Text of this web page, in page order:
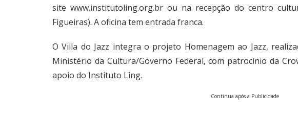
site www.institutoling.org.br ou na recepção do centro
Figueiras). A oficina tem entrada franca.
O Villa do Jazz integra o projeto Homenagem ao Jazz,
Ministério da Cultura/Governo Federal, com patrocínio da
apoio do Instituto Ling.
Continua após a Publicidade